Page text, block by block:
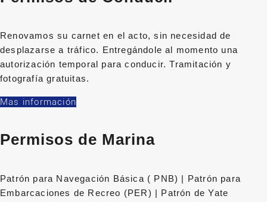
Renovamos su carnet en el acto, sin necesidad de
desplazarse a tráfico. Entregándole al momento una
autorización temporal para conducir. Tramitación y
fotografía gratuitas.
Mas información
Permisos de Marina
Patrón para Navegación Básica ( PNB) | Patrón para
Embarcaciones de Recreo (PER) | Patrón de Yate